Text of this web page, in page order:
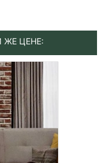
ЖЕ ЦЕНЕ: